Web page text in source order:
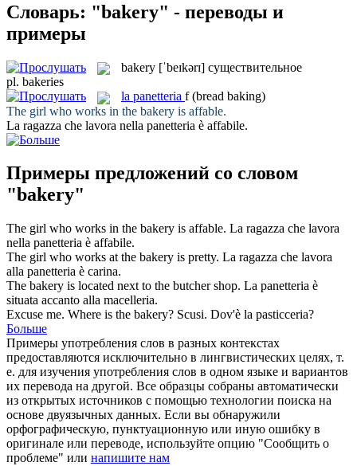
Словарь: "bakery" - переводы и
примеры
bakery [ˈbeɪkərɪ] существительное
pl. bakeries
la panetteria f (bread baking)
The girl who works in the bakery is affable.
La ragazza che lavora nella panetteria è affabile.
Примеры предложений со словом
"bakery"
The girl who works in the bakery is affable. La ragazza che lavora
nella panetteria è affabile.
The girl who works at the bakery is pretty. La ragazza che lavora
alla panetteria è carina.
The bakery is located next to the butcher shop. La panetteria è
situata accanto alla macelleria.
Excuse me. Where is the bakery? Scusi. Dov'è la pasticceria?
Больше
Примеры употребления слов в разных контекстах
предоставляются исключительно в лингвистических целях, т.
е. для изучения употребления слов в одном языке и вариантов
их перевода на другой. Все образцы собраны автоматически
из открытых источников с помощью технологии поиска на
основе двуязычных данных. Если вы обнаружили
орфографическую, пунктуационную или иную ошибку в
оригинале или переводе, используйте опцию "Сообщить о
проблеме" или напишите нам